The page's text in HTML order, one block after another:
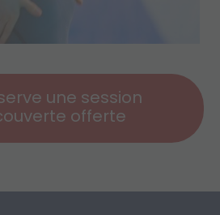
une session
offerte